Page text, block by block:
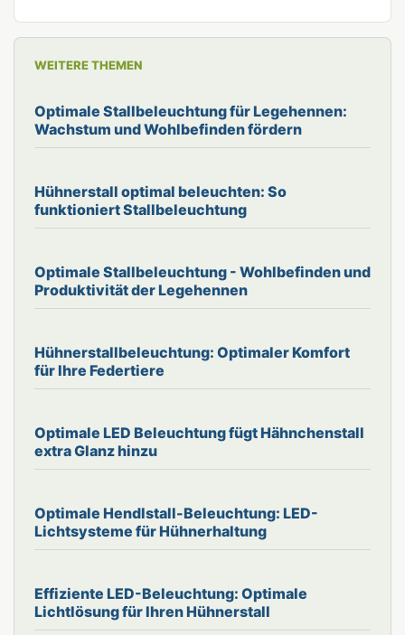
WEITERE THEMEN
Optimale Stallbeleuchtung für Legehennen:
Wachstum und Wohlbefinden fördern
Hühnerstall optimal beleuchten: So
funktioniert Stallbeleuchtung
Optimale Stallbeleuchtung - Wohlbefinden und
Produktivität der Legehennen
Hühnerstallbeleuchtung: Optimaler Komfort
für Ihre Federtiere
Optimale LED Beleuchtung fügt Hähnchenstall
extra Glanz hinzu
Optimale Hendlstall-Beleuchtung: LED-
Lichtsysteme für Hühnerhaltung
Effiziente LED-Beleuchtung: Optimale
Lichtlösung für Ihren Hühnerstall